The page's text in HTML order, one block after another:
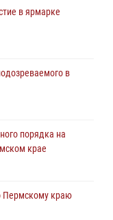
в ярмарке
в
порядка на
крае
Пермскому краю